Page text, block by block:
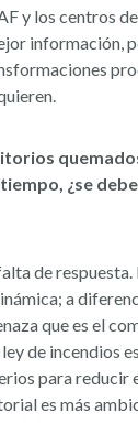
y los centros
información,
¿se
de
a
que es el
de incendios
para reducir
es más